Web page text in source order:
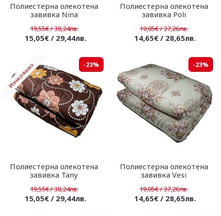
Полиестерна олекотена
завивка Nina
19,55€ / 38,24лв.
15,05€ / 29,44лв.
Полиестерна олекотена
завивка Poli
19,05€ / 37,26лв.
14,65€ / 28,65лв.
-23%
Полиестерна олекотена
завивка Tany
19,55€ / 38,24лв.
15,05€ / 29,44лв.
-23%
Полиестерна олекотена
завивка Vesi
19,05€ / 37,26лв.
14,65€ / 28,65лв.